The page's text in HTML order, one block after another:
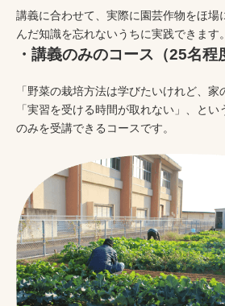
講義に合わせて、実際に園芸作物をほ場
んだ知識を忘れないうちに実践できます。
・講義のみのコース（25名程
「野菜の栽培方法は学びたいけれど、家
「実習を受ける時間が取れない」、と
のみを受講できるコースです。